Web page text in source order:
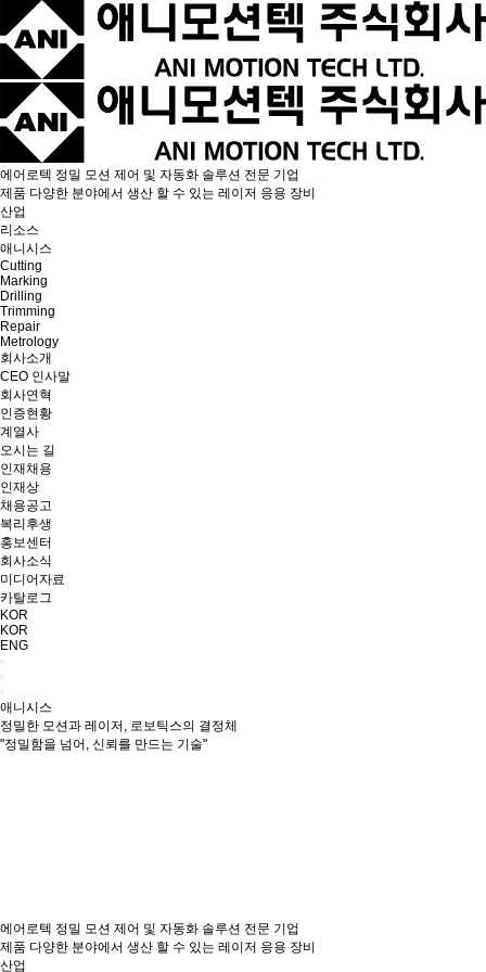
에어로텍 정밀 모션 제어 및 자동화 솔루션 전문 기업
제품 다양한 분야에서 생산 할 수 있는 레이저 응용 장비
산업
리소스
애니시스
Cutting
Marking
Drilling
Trimming
Repair
Metrology
회사소개
CEO 인사말
회사연혁
인증현황
계열사
오시는 길
인재채용
인재상
채용공고
복리후생
홍보센터
회사소식
미디어자료
카탈로그
KOR
KOR
ENG
애니시스
정밀한 모션과 레이저, 로보틱스의 결정체
"정밀함을 넘어, 신뢰를 만드는 기술"
에어로텍 정밀 모션 제어 및 자동화 솔루션 전문 기업
제품 다양한 분야에서 생산 할 수 있는 레이저 응용 장비
산업